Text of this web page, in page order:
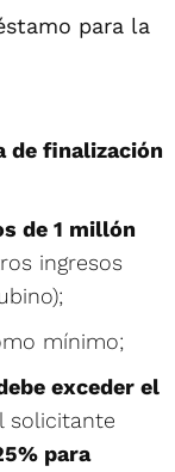
para la
de finalización
de 1 millón
ingresos
mínimo;
exceder el
solicitante
para